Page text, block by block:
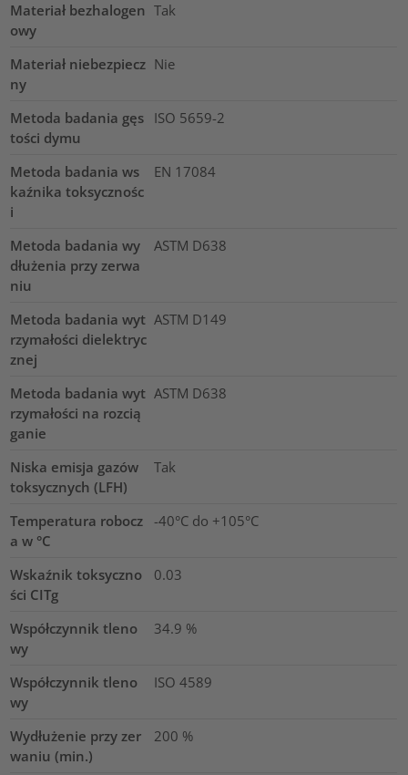
Materiał bezhalogen
owy
Tak
Materiał niebezpiecz
ny
Nie
Metoda badania gęs
tości dymu
ISO 5659-2
Metoda badania ws
kaźnika toksycznośc
i
EN 17084
Metoda badania wy
dłużenia przy zerwa
niu
ASTM D638
Metoda badania wyt
rzymałości dielektryc
znej
ASTM D149
Metoda badania wyt
rzymałości na rozcią
ganie
ASTM D638
Niska emisja gazów
toksycznych (LFH)
Tak
Temperatura robocz
a w °C
-40°C do +105°C
Wskaźnik toksyczno
ści CITg
0.03
Współczynnik tleno
wy
34.9 %
Współczynnik tleno
wy
ISO 4589
Wydłużenie przy zer
waniu (min.)
200 %